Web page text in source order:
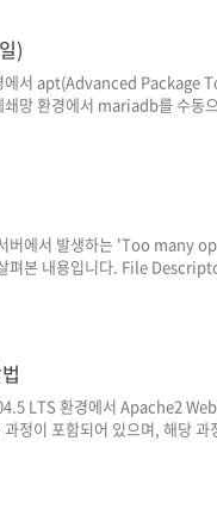
)
에서 apt(Advanced Package
망 환경에서 mariadb를 수동
일이 있을 것 같아 내용을 정리
옮길 수는 있어야 한다는 전제
버에서 발생하는 'Too many
펴본 내용입니다. File
디스크립터(File Descriptor /
디스크립터를 반환하며, 반환
LTS 환경에서 Apache2
정이 포함되어 있으며, 해당 과
업데이트 및 Apache2 설치 //패
apt-get install apache2